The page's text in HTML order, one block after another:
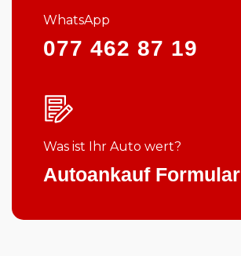
WhatsApp
077 462 87 19
Was ist Ihr Auto wert?
Autoankauf Formular